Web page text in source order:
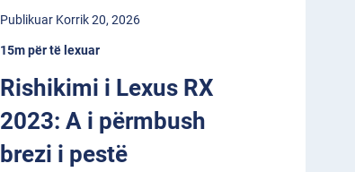
Publikuar Korrik 20, 2026
15m për të lexuar
Rishikimi i Lexus RX
2023: A i përmbush
brezi i pestë